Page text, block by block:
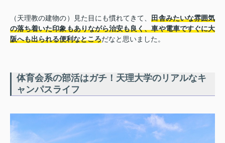
（天理教の建物の）見た目にも慣れてきて、田舎みたいな雰囲気
の落ち着いた印象もありながら治安も良く、車や電車ですぐに大
阪へも出られる便利なところだなと思いました。
体育会系の部活はガチ！天理大学のリアルなキ
ャンパスライフ